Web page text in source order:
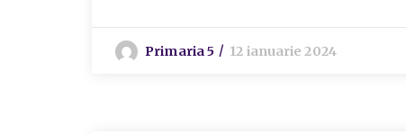
Primaria 5 12 ianuarie 2024